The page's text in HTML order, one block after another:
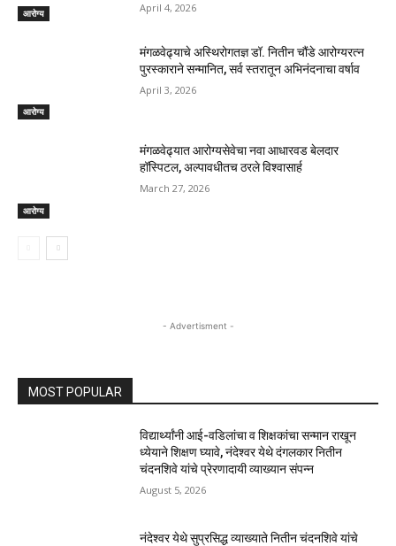
आरोग्य April 4, 2026
आरोग्य
मंगळवेढ्याचे अस्थिरोगतज्ञ डॉ. नितीन चौंडे आरोग्यरत्न
पुरस्काराने सन्मानित, सर्व स्तरातून अभिनंदनाचा वर्षाव
April 3, 2026
आरोग्य
मंगळवेढ्यात आरोग्यसेवेचा नवा आधारवड बेलदार
हॉस्पिटल, अल्पावधीतच ठरले विश्वासार्ह
March 27, 2026
- Advertisment -
MOST POPULAR
विद्यार्थ्यांनी आई-वडिलांचा व शिक्षकांचा सन्मान राखून
ध्येयाने शिक्षण घ्यावे, नंदेश्वर येथे दंगलकार नितीन
चंदनशिवे यांचे प्रेरणादायी व्याख्यान संपन्न
August 5, 2026
नंदेश्वर येथे सुप्रसिद्ध व्याख्याते नितीन चंदनशिवे यांचे